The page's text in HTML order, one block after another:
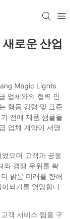
로운 산업
Magic Lights
업체와의 협력 만
행동 강령 및 표준
전에 제품 샘플을
업체 계약이 서명
으며 고객과 공동
와 경쟁 우위를 확
밝은 미래를 향해
되기를 열망합니
객 서비스 팀을 구